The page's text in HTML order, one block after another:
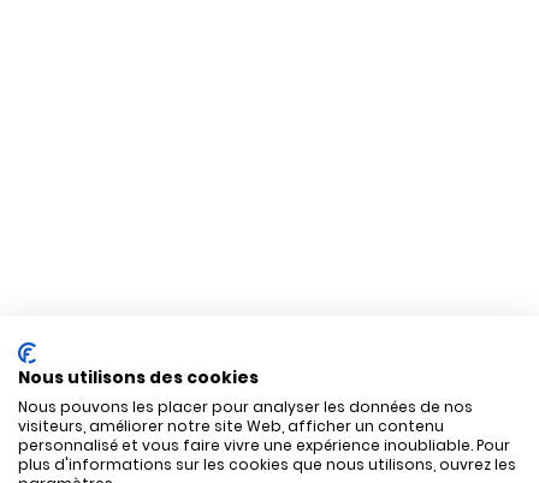
Nous utilisons des cookies
Nous pouvons les placer pour analyser les données de nos
visiteurs, améliorer notre site Web, afficher un contenu
personnalisé et vous faire vivre une expérience inoubliable. Pour
plus d'informations sur les cookies que nous utilisons, ouvrez les